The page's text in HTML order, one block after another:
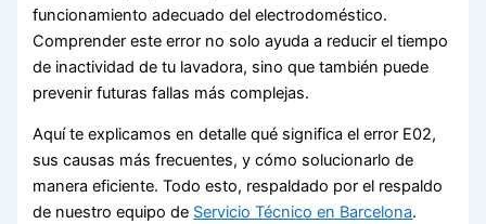
funcionamiento adecuado del electrodoméstico.
Comprender este error no solo ayuda a reducir el tiempo
de inactividad de tu lavadora, sino que también puede
prevenir futuras fallas más complejas.
Aquí te explicamos en detalle qué significa el error E02,
sus causas más frecuentes, y cómo solucionarlo de
manera eficiente. Todo esto, respaldado por el respaldo
de nuestro equipo de Servicio Técnico en Barcelona.